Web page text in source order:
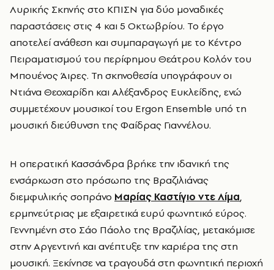
Λυρικής Σκηνής στο ΚΠΙΣΝ για δύο μοναδικές
παραστάσεις στις 4 και 5 Οκτωβρίου. Το έργο
αποτελεί ανάθεση και συμπαραγωγή με το Κέντρο
Πειραματισμού του περίφημου Θεάτρου Κολόν του
Μπουένος Άιρες. Τη σκηνοθεσία υπογράφουν οι
Ντιάνα Θεοχαρίδη και Αλέξανδρος Ευκλείδης, ενώ
συμμετέχουν μουσικοί του Ergon Ensemble υπό τη
μουσική διεύθυνση της Φαίδρας Γιαννέλου.
Η οπερατική Κασσάνδρα βρήκε την ιδανική της
ενσάρκωση στο πρόσωπο της Βραζιλιάνας
διεμφυλικής σοπράνο Μαρίας Καστίγιο ντε Λίμα,
ερμηνεύτριας με εξαιρετικά ευρύ φωνητικό εύρος.
Γεννημένη στο Σάο Πάολο της Βραζιλίας, μετακόμισε
στην Αργεντινή και ανέπτυξε την καριέρα της στη
μουσική. Ξεκίνησε να τραγουδά στη φωνητική περιοχή